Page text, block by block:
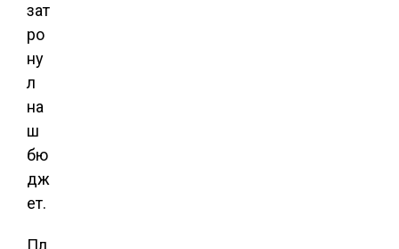
зат
ро
ну
л
на
ш
бю
дж
ет.
Пл